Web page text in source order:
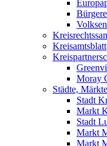
Kreisamtsblatt
Moray
Städte,
Stadt
Markt
Stadt
Markt
Markt